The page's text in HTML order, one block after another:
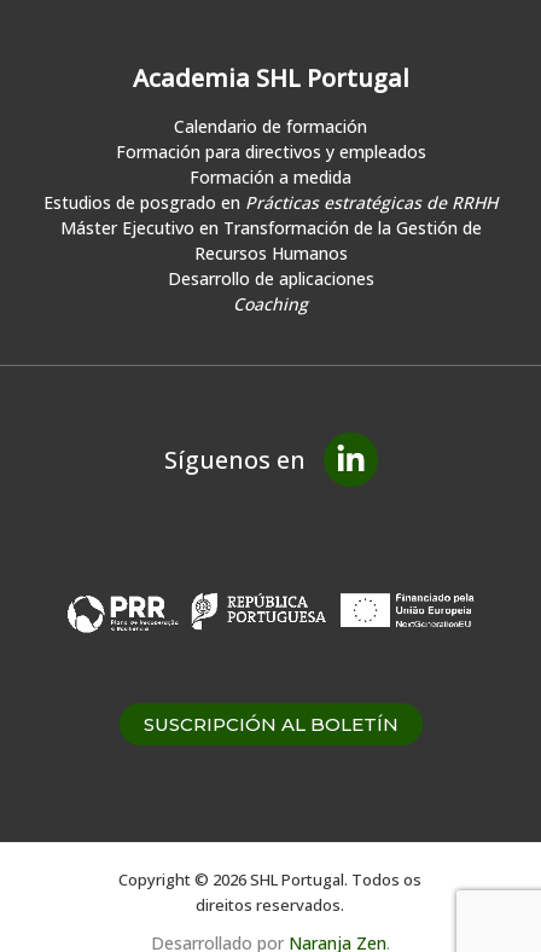
Academia SHL Portugal
Calendario de formación
Formación para directivos y empleados
Formación a medida
Estudios de posgrado en Prácticas estratégicas de RRHH
Máster Ejecutivo en Transformación de la Gestión de
Recursos Humanos
Desarrollo de aplicaciones
Coaching
Síguenos en
SUSCRIPCIÓN AL BOLETÍN
Copyright © 2026 SHL Portugal. Todos os
direitos reservados.
Desarrollado por Naranja Zen.